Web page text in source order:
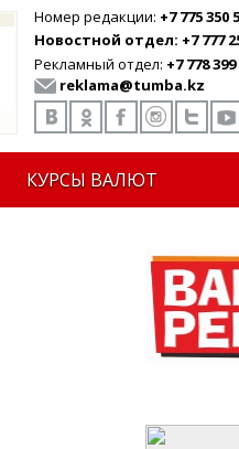
Номер редакции: +7 775 350
Новостной отдел: +7 777
Рекламный отдел: +7 778 399
reklama@tumba.kz
КУРСЫ ВАЛЮТ